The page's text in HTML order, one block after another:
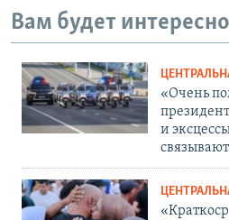
Вам будет интересно
«Очень
и
связывают